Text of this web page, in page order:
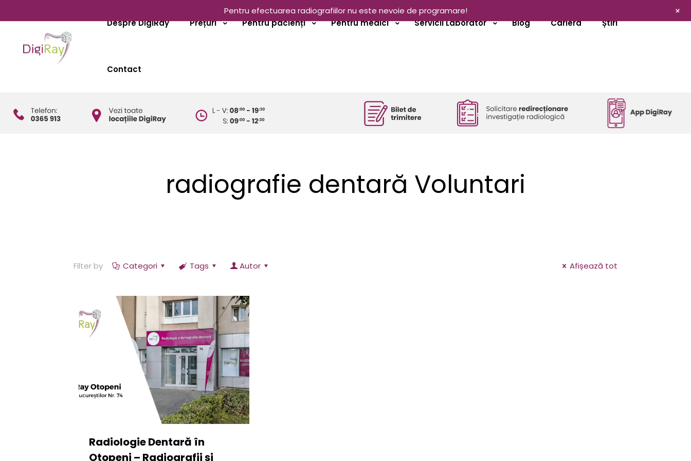
Despre DigiRay Prețuri Pentru pacienți Pentru medici Servicii Laborator Blog Cariera Știri
Contact
radiografie dentară Voluntari
Filter by Categori Tags Autor Afișează tot
Radiologie Dentară în
Otopeni – Radiografii și
Pentru efectuarea radiografiilor nu este nevoie de programare! +